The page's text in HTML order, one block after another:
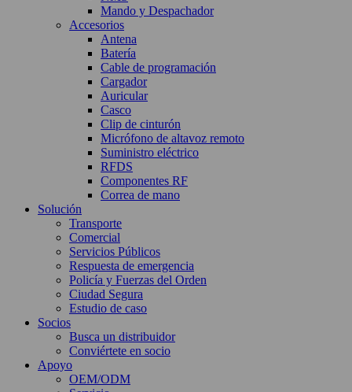
Mando y Despachador
Accesorios
Antena
Batería
Cable de programación
Cargador
Auricular
Casco
Clip de cinturón
Micrófono de altavoz remoto
Suministro eléctrico
RFDS
Componentes RF
Correa de mano
Solución
Transporte
Comercial
Servicios Públicos
Respuesta de emergencia
Policía y Fuerzas del Orden
Ciudad Segura
Estudio de caso
Socios
Busca un distribuidor
Conviértete en socio
Apoyo
OEM/ODM